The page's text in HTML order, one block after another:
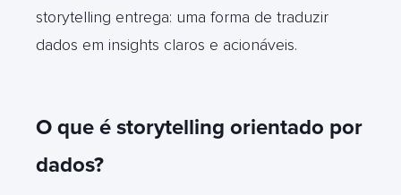
storytelling entrega: uma forma de traduzir
dados em insights claros e acionáveis.
O que é storytelling orientado por
dados?